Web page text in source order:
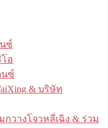
ซ์
โอ
นซ์
& บริษัท
กวางโจวหลี่เฉิง & ร่วม